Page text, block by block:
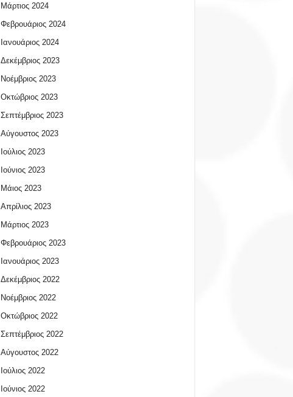
Μάρτιος 2024
Φεβρουάριος 2024
Ιανουάριος 2024
Δεκέμβριος 2023
Νοέμβριος 2023
Οκτώβριος 2023
Σεπτέμβριος 2023
Αύγουστος 2023
Ιούλιος 2023
Ιούνιος 2023
Μάιος 2023
Απρίλιος 2023
Μάρτιος 2023
Φεβρουάριος 2023
Ιανουάριος 2023
Δεκέμβριος 2022
Νοέμβριος 2022
Οκτώβριος 2022
Σεπτέμβριος 2022
Αύγουστος 2022
Ιούλιος 2022
Ιούνιος 2022